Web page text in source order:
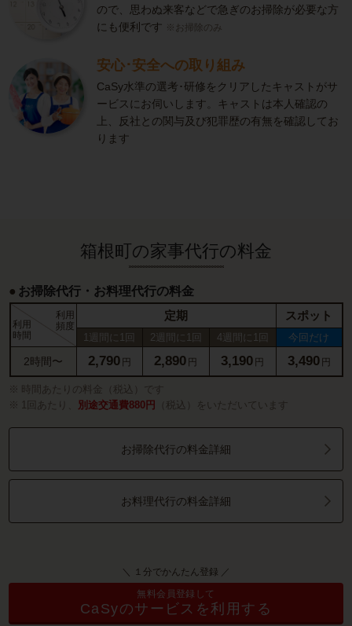
ので、思わぬ来客などで急ぎのお掃除が必要な方
にも便利です ※お掃除のみ
安心･安全への取り組み
CaSy水準の選考･研修をクリアしたキャストがサ
ービスにお伺いします。キャストは本人確認の
上、反社との関与及び犯罪歴の有無を確認してお
ります
箱根町の家事代行の料金
お掃除代行・お料理代行の料金
利用
時間
利用
頻度
定期 スポット
1週間に1回 2週間に1回 4週間に1回 今回だけ
2時間〜 2,790 円 2,890 円 3,190 円 3,490 円
時間あたりの料金（税込）です
1回あたり、
別途交通費880円 （税込）をいただいています
お掃除代行の料金詳細
お料理代行の料金詳細
＼ １分でかんたん登録 ／
無料会員登録して
CaSyのサービスを利用する